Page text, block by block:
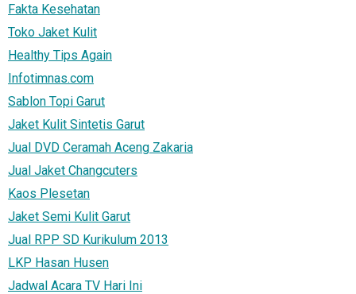
Fakta Kesehatan
Toko Jaket Kulit
Healthy Tips Again
Infotimnas.com
Sablon Topi Garut
Jaket Kulit Sintetis Garut
Jual DVD Ceramah Aceng Zakaria
Jual Jaket Changcuters
Kaos Plesetan
Jaket Semi Kulit Garut
Jual RPP SD Kurikulum 2013
LKP Hasan Husen
Jadwal Acara TV Hari Ini